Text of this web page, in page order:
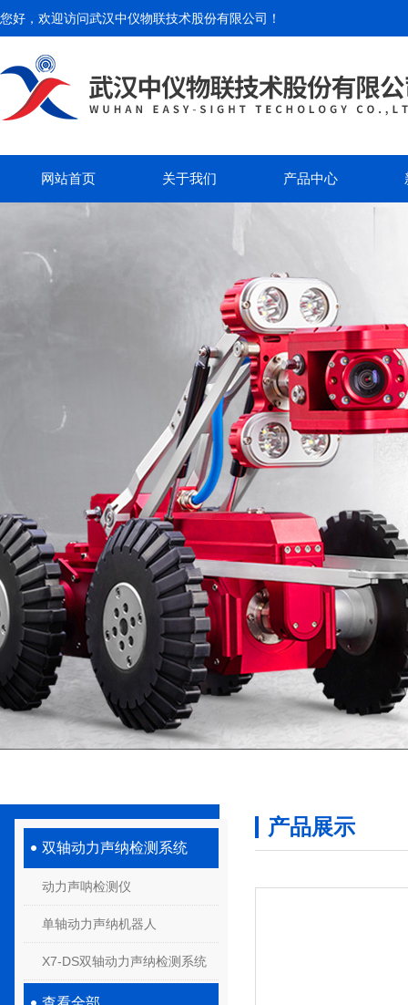
您好，欢迎访问武汉中仪物联技术股份有限公司 ！
网站首页 关于我们 产品中心
双轴动力声纳检测系统
动力声呐检测仪
单轴动力声纳机器人
X7-DS双轴动力声纳检测系统
产品展示